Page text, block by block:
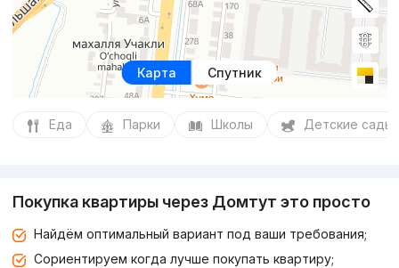
Карта Спутник
Еда Парки Школы Детские сады
Покупка квартиры через Домтут это просто
Найдём оптимальный вариант под ваши требования;
Сориентируем когда лучше покупать квартиру;